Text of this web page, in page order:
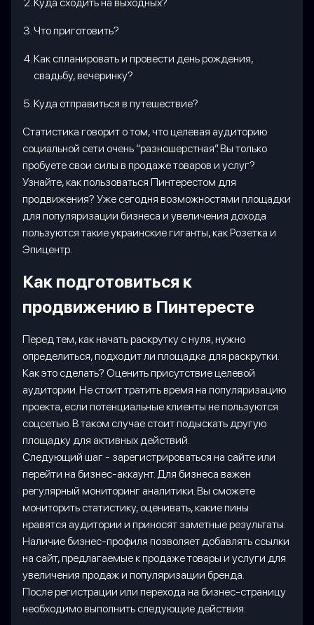
Что приготовить?
Как спланировать и провести день рождения,
свадьбу, вечеринку?
Куда отправиться в путешествие?
Статистика говорит о том, что целевая аудиторию
социальной сети очень “разношерстная”. Вы только
пробуете свои силы в продаже товаров и услуг?
Узнайте, как пользоваться Пинтерестом для
продвижения? Уже сегодня возможностями площадки
для популяризации бизнеса и увеличения дохода
пользуются такие украинские гиганты, как Розетка и
Эпицентр.
Как подготовиться к
продвижению в Пинтересте
Перед тем, как начать раскрутку с нуля, нужно
определиться, подходит ли площадка для раскрутки.
Как это сделать? Оценить присутствие целевой
аудитории. Не стоит тратить время на популяризацию
проекта, если потенциальные клиенты не пользуются
соцсетью. В таком случае стоит подыскать другую
площадку для активных действий.
Следующий шаг - зарегистрироваться на сайте или
перейти на бизнес-аккаунт. Для бизнеса важен
регулярный мониторинг аналитики. Вы сможете
мониторить статистику, оценивать, какие пины
нравятся аудитории и приносят заметные результаты.
Наличие бизнес-профиля позволяет добавлять ссылки
на сайт, предлагаемые к продаже товары и услуги для
увеличения продаж и популяризации бренда.
После регистрации или перехода на бизнес-страницу
необходимо выполнить следующие действия: